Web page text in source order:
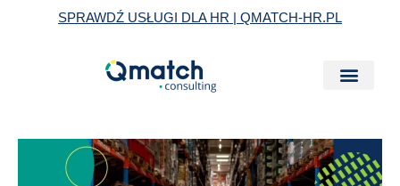
SPRAWDŹ USŁUGI DLA HR | QMATCH-HR.PL
skutecznie